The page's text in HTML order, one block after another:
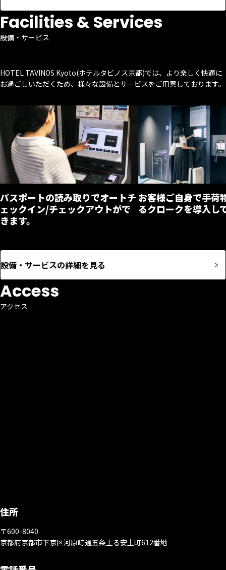
Facilities & Services
設備・サービス
HOTEL TAVINOS Kyoto(ホテルタビノス京都)では、より楽しく快適に
お過ごしいただくため、様々な設備とサービスをご用意しております。
パスポートの読み取りでオートチ
ェックイン/チェックアウトがで
きます。
お客様ご自身で手荷
るクロークを導入し
設備・サービスの詳細を見る
Access
アクセス
住所
〒600-8040
京都府京都市下京区河原町通五条上る安土町612番地